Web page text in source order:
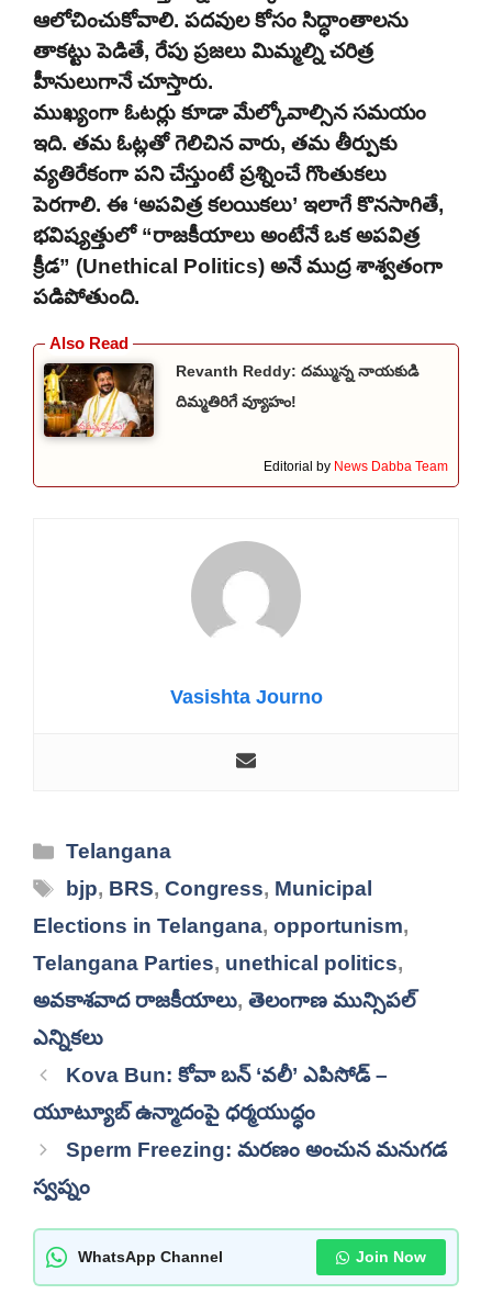
ఆలోచించుకోవాలి. పదవుల కోసం సిద్ధాంతాలను
తాకట్టు పెడితే, రేపు ప్రజలు మిమ్మల్ని చరిత్ర
హీనులుగానే చూస్తారు.
ముఖ్యంగా ఓటర్లు కూడా మేల్కోవాల్సిన సమయం
ఇది. తమ ఓట్లతో గెలిచిన వారు, తమ తీర్పుకు
వ్యతిరేకంగా పని చేస్తుంటే ప్రశ్నించే గొంతుకలు
పెరగాలి. ఈ ‘అపవిత్ర కలయికలు’ ఇలాగే కొనసాగితే,
భవిష్యత్తులో “రాజకీయాలు అంటేనే ఒక అపవిత్ర
క్రీడ” (Unethical Politics) అనే ముద్ర శాశ్వతంగా
పడిపోతుంది.
Revanth Reddy: దమ్మున్న నాయకుడి
దిమ్మతిరిగే వ్యూహం!
Editorial by News Dabba Team
Vasishta Journo
Categories
Telangana
Tags
bjp, BRS,Congress, Municipal
Elections in Telangana, opportunism,
Telangana Parties, unethical politics,
అవకాశవాద రాజకీయాలు, తెలంగాణ మున్సిపల్
ఎన్నికలు
Kova Bun: కోవా బన్ ‘వలీ’ ఎపిసోడ్ –
యూట్యూబ్ ఉన్మాదంపై ధర్మయుద్ధం
Sperm Freezing: మరణం అంచున మనుగడ
స్వప్నం
WhatsApp Channel Join Now